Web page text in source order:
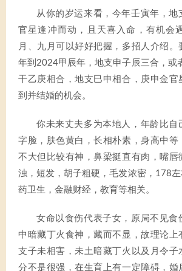
从你的岁运来看，今年壬寅年，地
官星逢冲而动，且天喜入命，有机会
月、九月可以好好把握，多招人介绍。
年到2024甲辰年，地支申子辰三合，或
干乙庚相合，地支巳申相合，庚申金官
到并结婚的机会。
你未来丈夫多为本地人，年龄比自
字脸，肤色黄白，长相朴素，身高中等
不大但比较有神，鼻梁挺直有肉，嘴唇
浊，短发，胡子粗硬，毛发浓密，178
药卫生，金融财经，教育等相关。
女命以食伤代表子女，原局不见食
中暗藏丁火食神，藏而不显，故理论上
支子未相害，未土暗藏丁火以及月令子
分不是很强，在生育上有一定障碍，婚